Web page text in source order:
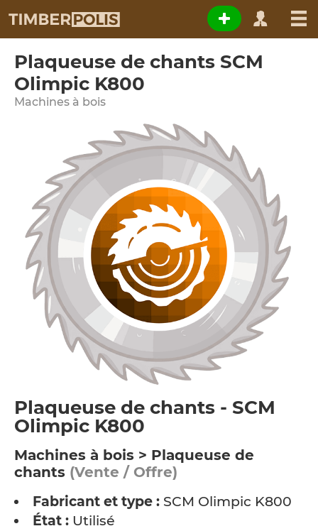
Plaqueuse de chants SCM
Olimpic K800
Machines à bois
Plaqueuse de chants - SCM
Olimpic K800
Machines à bois > Plaqueuse de
chants (Vente / Offre)
Fabricant et type : SCM Olimpic K800
État : Utilisé